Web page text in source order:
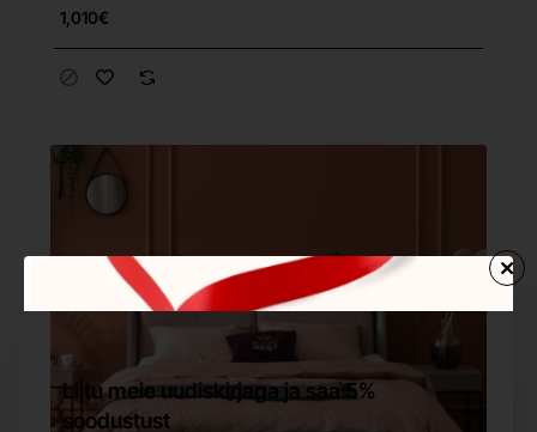
Liitu meie uudiskirjaga ja saa 5%
soodustust
1,010€